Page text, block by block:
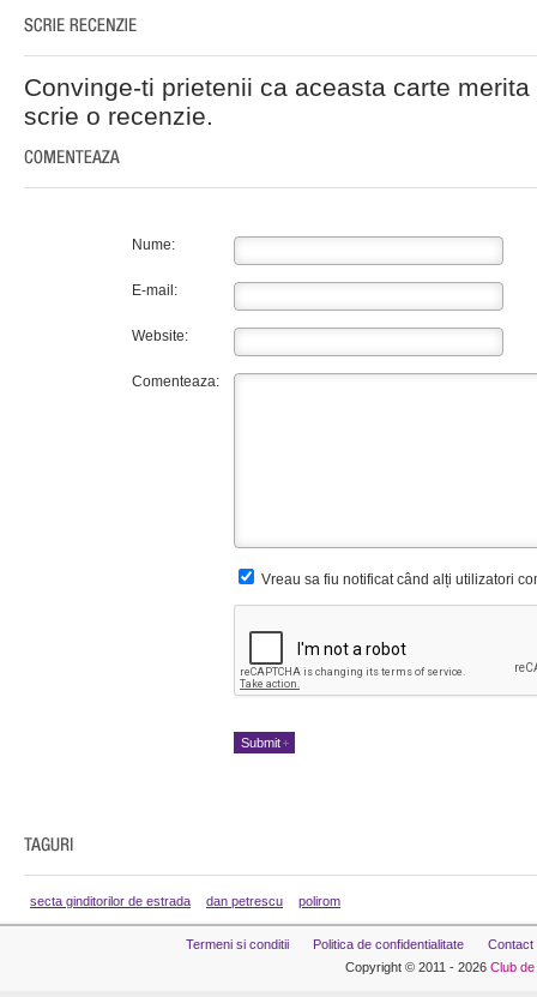
Convinge-ti prietenii ca aceasta carte
scrie o recenzie.
Nume:
E-mail:
Website:
Comenteaza:
Vreau sa fiu notificat când alți utilizatori
secta ginditorilor de estrada dan petrescu polirom
Termeni si conditii Politica de confidentialitate
Contact
Copyright © 2011 - 2026 Club